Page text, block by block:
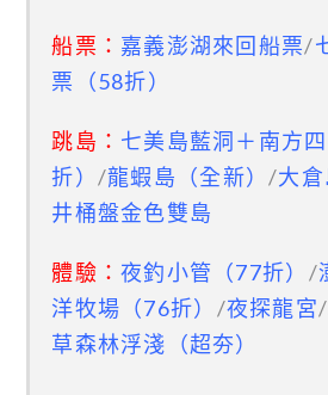
船票： 嘉義澎湖來回船票/
票（58折）
跳島： 七美島藍洞＋南方
折） /龍蝦島（全新）/大
井桶盤金色雙島
體驗：夜釣小管（77折） /
洋牧場（76折） /夜探龍宮/
草森林浮淺（超夯）